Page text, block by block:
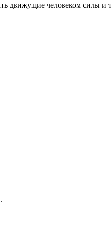
движущие человеком силы и